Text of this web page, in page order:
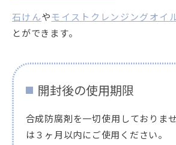
石けんやモイストクレンジングオイ
とができます。
開封後の使用期限
合成防腐剤を一切使用しておりま
は３ヶ月以内にご使用ください。